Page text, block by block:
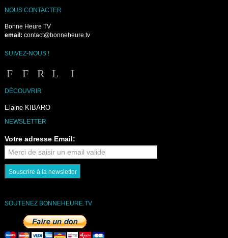
NOUS CONTACTER
Bonne Heure TV
email: contact@bonneheure.tv
SUIVEZ-NOUS !
DÉCOUVRIR
Elaine KIBARO
NEWSLETTER
Votre adresse Email:
SOUTENEZ BONNEHEURE.TV